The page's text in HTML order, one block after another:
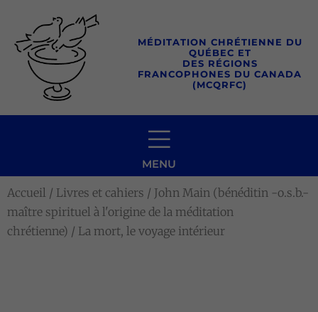
contenu
MÉDITATION CHRÉTIENNE DU
QUÉBEC ET
DES RÉGIONS
FRANCOPHONES DU CANADA
(MCQRFC)
MENU
Accueil / Livres et cahiers / John Main (bénéditin -o.s.b.-
maître spirituel à l'origine de la méditation
chrétienne) / La mort, le voyage intérieur